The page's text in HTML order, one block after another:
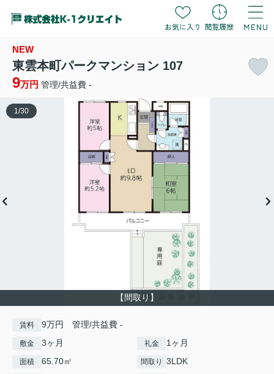
NEW
東雲本町パークマンション 107
9万円 管理/共益費 -
【間取り】
1 /30
賃料 9万円 管理/共益費 -
敷金 3ヶ月 礼金 1ヶ月
面積 65.70㎡ 間取り 3LDK